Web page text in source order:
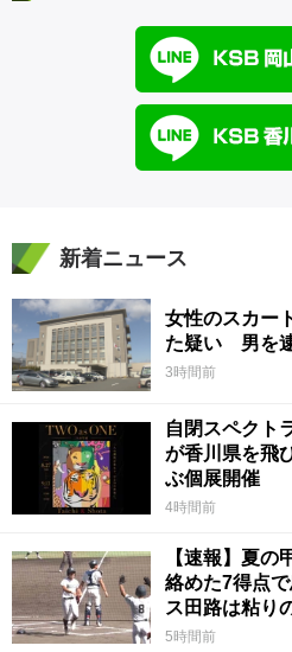
新着ニュース
女性のスカー
た疑い 男を
3時間前
自閉スペクト
が香川県を飛
ぶ個展開催
4時間前
【速報】夏
絡めた7得点
ス田路は粘り
5時間前